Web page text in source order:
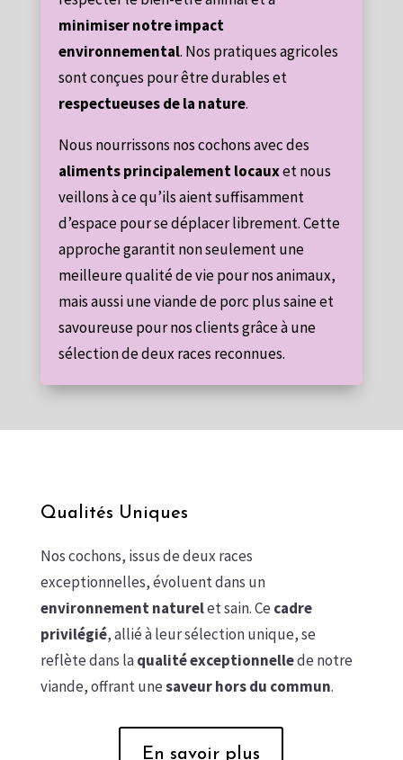
minimiser notre impact
environnemental. Nos pratiques agricoles
sont conçues pour être durables et
respectueuses de la nature.
Nous nourrissons nos cochons avec des
aliments principalement locauxet nous
veillons à ce qu’ils aient suffisamment
d’espace pour se déplacer librement. Cette
approche garantit non seulement une
meilleure qualité de vie pour nos animaux,
mais aussi une viande de porc plus saine et
savoureuse pour nos clients grâce à une
sélection de deux races reconnues.
Qualités Uniques
Nos cochons, issus de deux races
exceptionnelles, évoluent dans un
environnement naturelet sain. Ce cadre
privilégié, allié à leur sélection unique, se
reflète dans laqualité exceptionnellede notre
viande, offrant unesaveur hors du commun.
En savoir plus